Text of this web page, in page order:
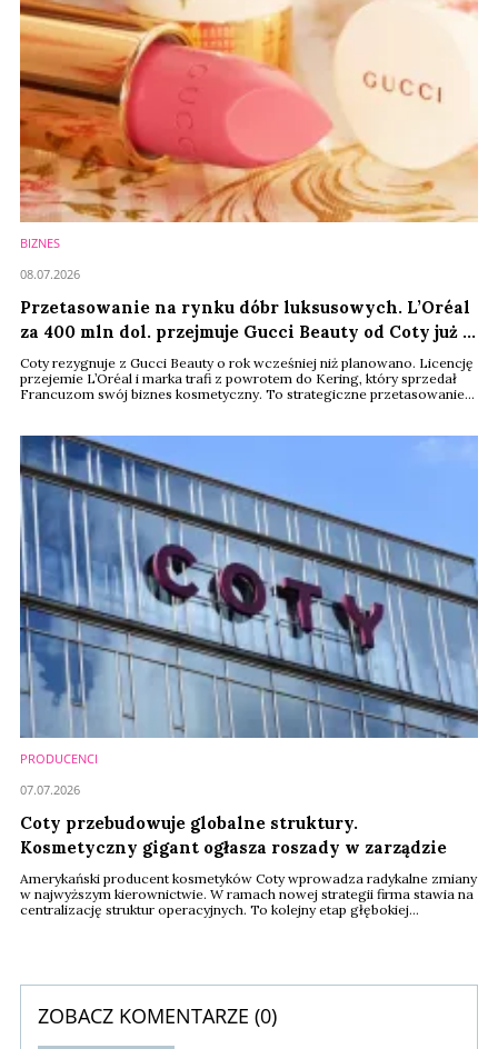
BIZNES
Przetasowanie na rynku dóbr luksusowych. L’Oréal
za 400 mln dol. przejmuje Gucci Beauty od Coty już w
2027 r.
Coty rezygnuje z Gucci Beauty o rok wcześniej niż planowano. Licencję
przejemie L’Oréal i marka trafi z powrotem do Kering, który sprzedał
Francuzom swój biznes kosmetyczny. To strategiczne przetasowanie
08.07.2026
PRODUCENCI
Coty przebudowuje globalne struktury.
Kosmetyczny gigant ogłasza roszady w zarządzie
Amerykański producent kosmetyków Coty wprowadza radykalne zmiany
w najwyższym kierownictwie. W ramach nowej strategii firma stawia na
centralizację struktur operacyjnych. To kolejny etap głębokiej
07.07.2026
ZOBACZ KOMENTARZE (0)